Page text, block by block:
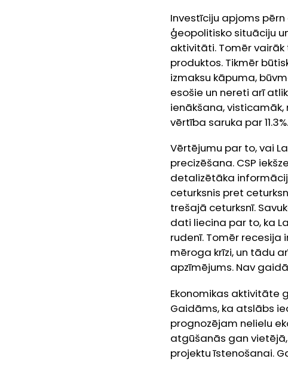
Investīciju apjoms
ģeopolitisko situāciju
aktivitāti. Tomēr
produktos. Tikmēr
izmaksu kāpuma,
esošie un nereti arī
ienākšana,
vērtība saruka par 11.3%.
Vērtējumu par to, vai
precizēšana. CSP
detalizētāka
ceturksnis pret
trešajā ceturksnī.
dati liecina par to, ka
rudenī. Tomēr recesija
mēroga krīzi, un tādu
apzīmējums. Nav
Ekonomikas aktivitāte
Gaidāms, ka atslābs
prognozējam nelielu
atgūšanās gan
projektu īstenošanai.